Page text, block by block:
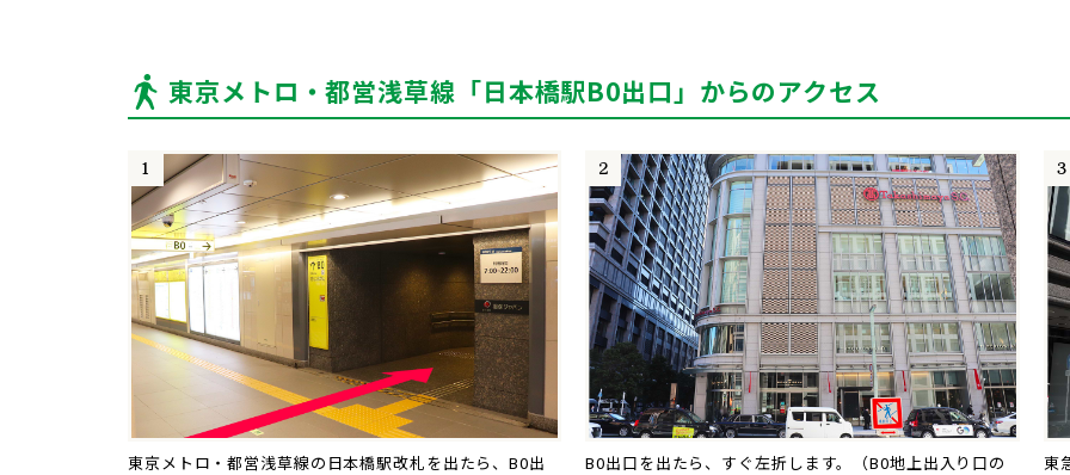
東京メトロ・都営浅草線「日本橋駅B0出口」からのアクセス
東京メトロ・都営浅草線の日本橋駅改札を出たら、B0出
B0出口を出たら、すぐ左折します。（B0地上出入り口の
東